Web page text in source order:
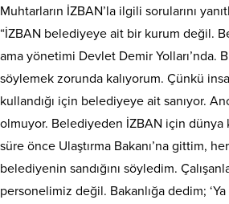
Muhtarların İZBAN’la ilgili sorularını
“İZBAN belediyeye ait bir kurum değil.
ama yönetimi Devlet Demir Yolları’nda.
söylemek zorunda kalıyorum. Çünkü
kullandığı için belediyeye ait sanıyor.
olmuyor. Belediyeden İZBAN için dünya
süre önce Ulaştırma Bakanı’na gittim,
belediyenin sandığını söyledim.
personelimiz değil. Bakanlığa dedim;